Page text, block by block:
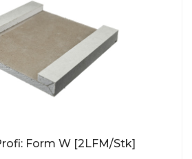
Form W [2LFM/Stk]